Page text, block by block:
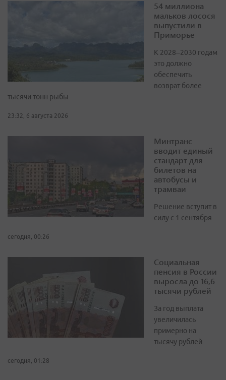
54 миллиона
мальков лосося
выпустили в
Приморье
К 2028–2030 годам
это должно
обеспечить
возврат более
тысячи тонн рыбы
23:32, 6 августа 2026
Минтранс
вводит единый
стандарт для
билетов на
автобусы и
трамваи
Решение вступит в
силу с 1 сентября
сегодня, 00:26
Социальная
пенсия в России
выросла до 16,6
тысячи рублей
За год выплата
увеличилась
примерно на
тысячу рублей
сегодня, 01:28